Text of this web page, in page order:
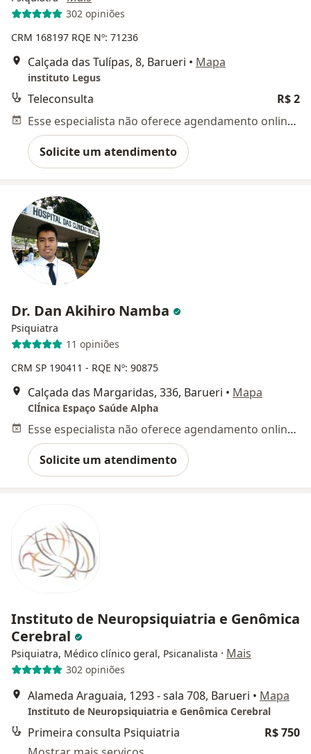
302 opiniões
CRM 168197 RQE Nº: 71236
Calçada das Tulípas, 8, Barueri • Mapa
instituto Legus
Teleconsulta
R$ 2
Esse especialista não oferece agendamento online para esse endereço.
Solicite um atendimento
Dr. Dan Akihiro Namba
Psiquiatra
11 opiniões
CRM SP 190411 - RQE Nº: 90875
Calçada das Margaridas, 336, Barueri • Mapa
ClÍnica Espaço Saúde Alpha
Esse especialista não oferece agendamento online para esse endereço.
Solicite um atendimento
Instituto de Neuropsiquiatria e Genômica
Cerebral
Psiquiatra, Médico clínico geral, Psicanalista · Mais
302 opiniões
Alameda Araguaia, 1293 - sala 708, Barueri • Mapa
Instituto de Neuropsiquiatria e Genômica Cerebral
Primeira consulta Psiquiatria
R$ 750